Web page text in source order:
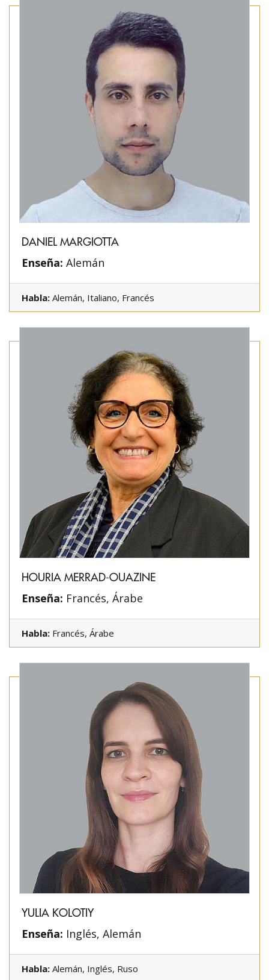
DANIEL MARGIOTTA
Enseña: Alemán
Habla: Alemán, Italiano, Francés
HOURIA MERRAD-OUAZINE
Enseña: Francés, Árabe
Habla: Francés, Árabe
YULIA KOLOTIY
Enseña: Inglés, Alemán
Habla: Alemán, Inglés, Ruso